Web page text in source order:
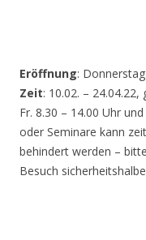
Eröffnung:
Zeit: 10.02. –
Fr. 8.30 – 14.00 Uhr
oder Seminare kann
behindert werden –
Besuch